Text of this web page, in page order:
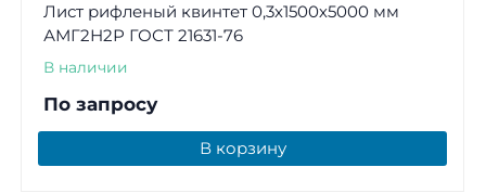
Лист рифленый квинтет 0,3х1500х5000 мм
АМГ2Н2Р ГОСТ 21631-76
В наличии
По запросу
В корзину